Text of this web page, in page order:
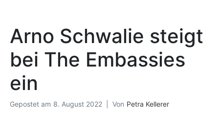
Arno Schwalie steigt
bei The Embassies
ein
Gepostet am 8. August 2022 Von Petra Kellerer